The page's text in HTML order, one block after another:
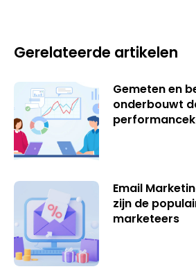
Gerelateerde artikelen
Gemeten en
onderbouwt
Email
zijn de
marketeers